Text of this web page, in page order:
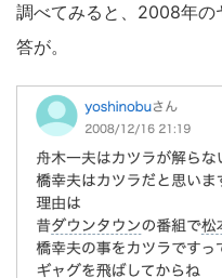
調べてみると、2008年の
答が。